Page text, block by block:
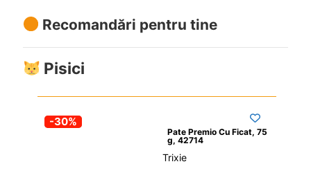
Recomandări pentru tine
Pisici
-30%
Pate Premio Cu Ficat, 75
g, 42714
Trixie